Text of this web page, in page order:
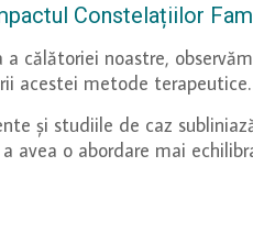
Constelațiilor
a călătoriei noastre,
acestei metode terapeutice.
și studiile de caz
avea o abordare mai